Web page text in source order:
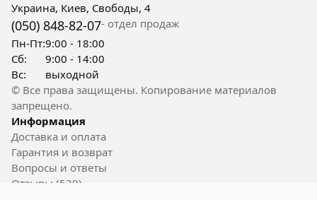
Украина, Киев, Свободы, 4
(050) 848-82-07- отдел продаж
Пн-Пт:9:00 - 18:00
Сб:
9:00 - 14:00
Вс:
выходной
© Все права защищены. Копирование материалов
запрещено.
Информация
Доставка и оплата
Гарантия и возврат
Вопросы и ответы
Отзывы (539)